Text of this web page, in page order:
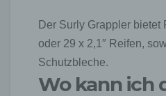
Der Surly Grappler bietet
oder 29 x 2,1″ Reifen,
Schutzbleche.
Wo kann ich